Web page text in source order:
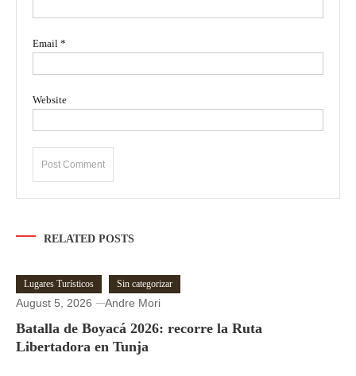
Email *
Website
RELATED POSTS
Lugares Turísticos Sin categorizar
August 5, 2026 Andre Mori
Batalla de Boyacá 2026: recorre la Ruta
Libertadora en Tunja